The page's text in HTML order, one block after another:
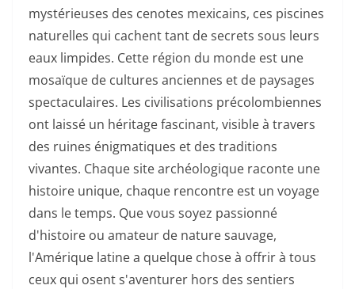
mystérieuses des cenotes mexicains, ces piscines
naturelles qui cachent tant de secrets sous leurs
eaux limpides. Cette région du monde est une
mosaïque de cultures anciennes et de paysages
spectaculaires. Les civilisations précolombiennes
ont laissé un héritage fascinant, visible à travers
des ruines énigmatiques et des traditions
vivantes. Chaque site archéologique raconte une
histoire unique, chaque rencontre est un voyage
dans le temps. Que vous soyez passionné
d'histoire ou amateur de nature sauvage,
l'Amérique latine a quelque chose à offrir à tous
ceux qui osent s'aventurer hors des sentiers